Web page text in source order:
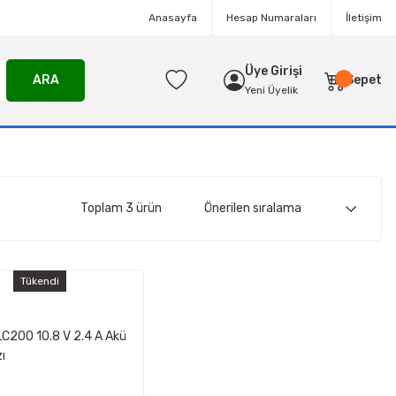
Anasayfa Hesap Numaraları İletişim
ARA
Üye Girişi
Yeni Üyelik
Sepet
Toplam 3 ürün
Tükendi
10.8 V 2.4 A Akü